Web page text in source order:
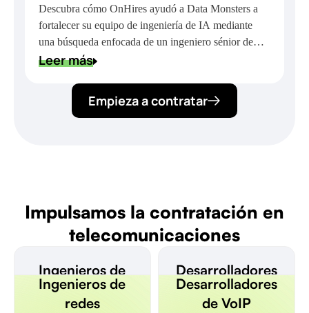
aprendizaje automático para el
desarrollo de IA con tecnología de
NVIDIA
Descubra cómo OnHires ayudó a Data Monsters a
fortalecer su equipo de ingeniería de IA mediante
una búsqueda enfocada de un ingeniero sénior de
aprendizaje automático.
Leer más
Empieza a contratar
Impulsamos la contratación en
telecomunicaciones
Ingenieros de
redes
Ingenieros de
redes
Desarrolladores
de VoIP
Desarrolladores
de VoIP